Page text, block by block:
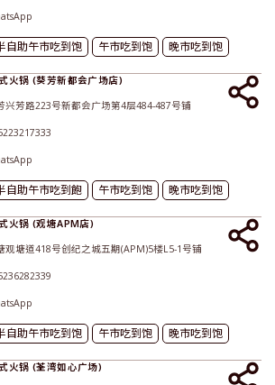
自助午市吃到饱 午市吃到饱 晚市吃到饱
火锅 (葵芳新都会广场店)
兴芳路223号新都会广场第4层484-487号铺
自助午市吃到飽 午市吃到饱 晚市吃到饱
火锅 (观塘APM店)
观塘道418号创纪之城五期(APM)5楼L5-1号铺
自助午市吃到饱 午市吃到饱 晚市吃到饱
火锅 (荃湾如心广场)